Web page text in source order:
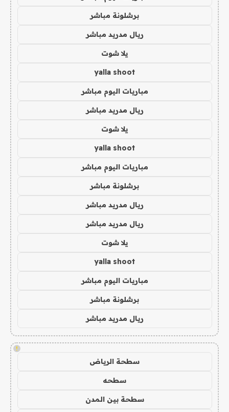
برشلونة مباشر
ريال مدريد مباشر
يلا شوت
yalla shoot
مباريات اليوم مباشر
ريال مدريد مباشر
يلا شوت
yalla shoot
مباريات اليوم مباشر
برشلونة مباشر
ريال مدريد مباشر
ريال مدريد مباشر
يلا شوت
yalla shoot
مباريات اليوم مباشر
برشلونة مباشر
ريال مدريد مباشر
!
سطحة الرياض
سطحه
سطحة بين المدن